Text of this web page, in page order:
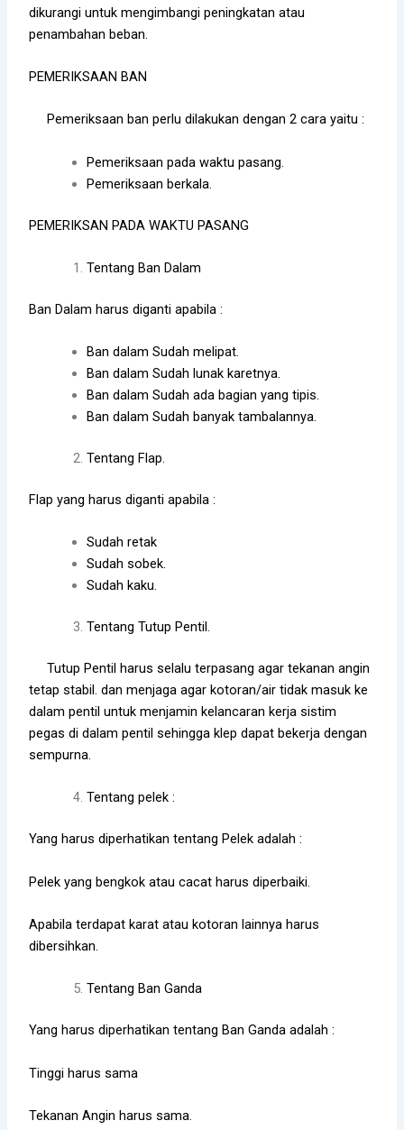
dikurangi untuk mengimbangi peningkatan atau
penambahan beban.
PEMERIKSAAN BAN
Pemeriksaan ban perlu dilakukan dengan 2 cara yaitu :
Pemeriksaan pada waktu pasang.
Pemeriksaan berkala.
PEMERIKSAN PADA WAKTU PASANG
Tentang Ban Dalam
Ban Dalam harus diganti apabila :
Ban dalam Sudah melipat.
Ban dalam Sudah lunak karetnya.
Ban dalam Sudah ada bagian yang tipis.
Ban dalam Sudah banyak tambalannya.
Tentang Flap.
Flap yang harus diganti apabila :
Sudah retak
Sudah sobek.
Sudah kaku.
Tentang Tutup Pentil.
Tutup Pentil harus selalu terpasang agar tekanan angin
tetap stabil. dan menjaga agar kotoran/air tidak masuk ke
dalam pentil untuk menjamin kelancaran kerja sistim
pegas di dalam pentil sehingga klep dapat bekerja dengan
sempurna.
Tentang pelek :
Yang harus diperhatikan tentang Pelek adalah :
Pelek yang bengkok atau cacat harus diperbaiki.
Apabila terdapat karat atau kotoran lainnya harus
dibersihkan.
Tentang Ban Ganda
Yang harus diperhatikan tentang Ban Ganda adalah :
Tinggi harus sama
Tekanan Angin harus sama.